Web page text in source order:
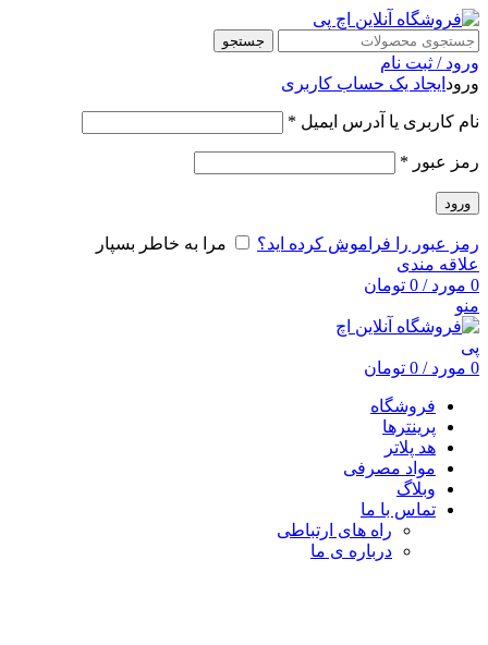
جستجو
ورود / ثبت نام
ورود ایجاد یک حساب کاربری
نام کاربری یا آدرس ایمیل *
رمز عبور *
ورود
رمز عبور را فراموش کرده اید؟
مرا به خاطر بسپار
علاقه مندی
0 مورد /
0 تومان
منو
0 مورد /
0 تومان
فروشگاه
پرینترها
هد پلاتر
مواد مصرفی
وبلاگ
تماس با ما
راه های ارتباطی
درباره ی ما